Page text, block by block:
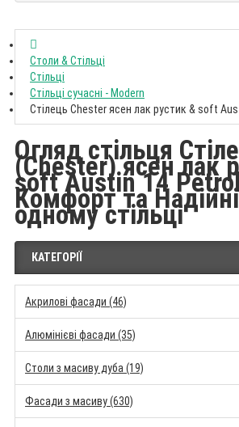
Столи & Стільці
Стільці
Стільці сучасні - Modern
Стілець Chester ясен лак рустик & soft
Огляд стільця
(Chester) ясен лак
soft Austin 14
Комфорт та
одному стільці
КАТЕГОРІЇ
Акрилові фасади (46)
Алюмінієві фасади (35)
Столи з масиву дуба (19)
Фасади з масиву (630)